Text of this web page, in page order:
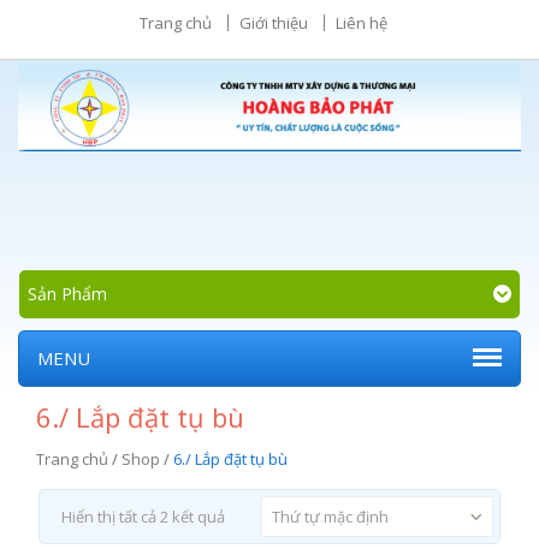
Trang chủ Giới thiệu Liên hệ
Sản Phẩm
MENU
6./ Lắp đặt tụ bù
Trang chủ / Shop / 6./ Lắp đặt tụ bù
Hiển thị tất cả 2 kết quả Thứ tự mặc định